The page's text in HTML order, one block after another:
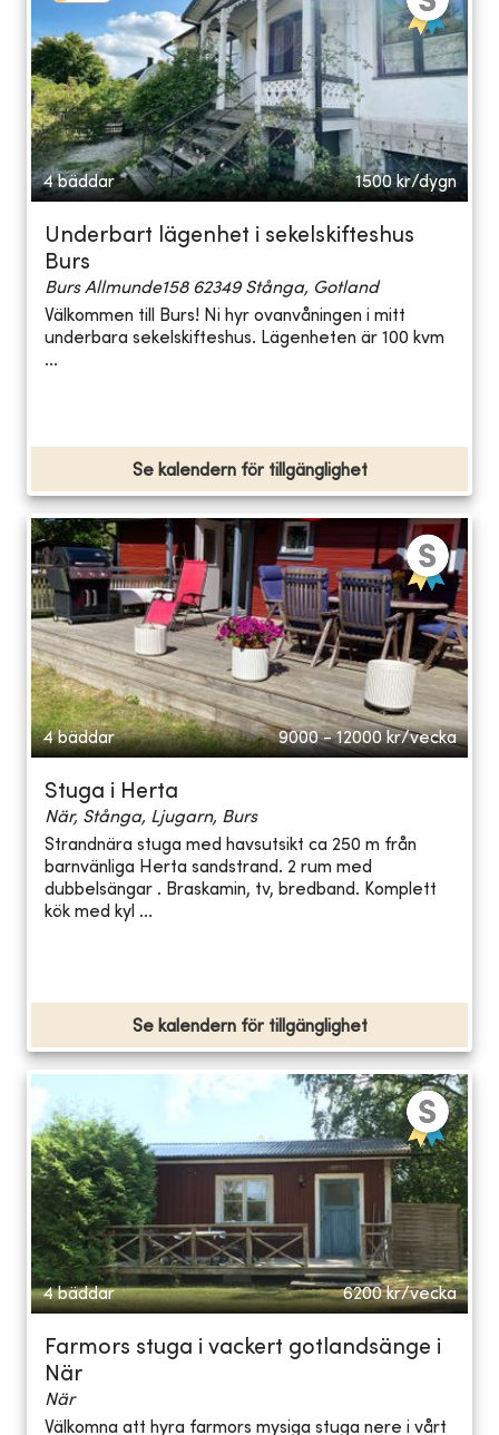
4 bäddar 1500 kr/dygn
Underbart lägenhet i sekelskifteshus
Burs
Burs Allmunde158 62349 Stånga, Gotland
Välkommen till Burs! Ni hyr ovanvåningen i mitt
underbara sekelskifteshus. Lägenheten är 100 kvm
...
Se kalendern för tillgänglighet
4 bäddar 9000 - 12000 kr/vecka
Stuga i Herta
När, Stånga, Ljugarn, Burs
Strandnära stuga med havsutsikt ca 250 m från
barnvänliga Herta sandstrand. 2 rum med
dubbelsängar . Braskamin, tv, bredband. Komplett
kök med kyl ...
Se kalendern för tillgänglighet
4 bäddar 6200 kr/vecka
Farmors stuga i vackert gotlandsänge i
När
När
Välkomna att hyra farmors mysiga stuga nere i vårt